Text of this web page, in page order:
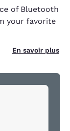
of Bluetooth
your favorite
En savoir plus